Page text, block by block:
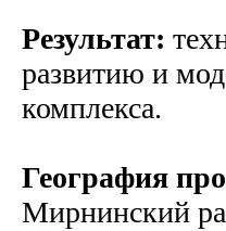
Результат:
развитию и
комплекса.
География
Мирнинский